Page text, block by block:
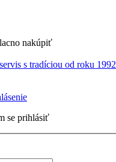
nakúpiť
s tradíciou od roku 1992
se prihlásiť